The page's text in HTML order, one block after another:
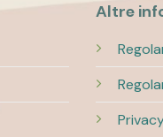
Altre